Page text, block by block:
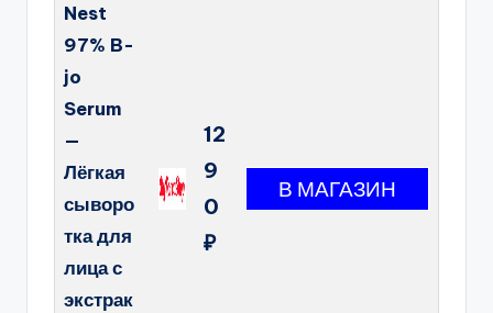
Nest
97% B-
jo
Serum
—
Лёгкая
сыворо
тка для
лица с
экстрак
12
9
0
₽